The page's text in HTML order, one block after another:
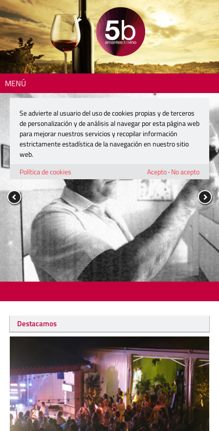
MENÚ
Destacamos
Se advierte al usuario del uso de cookies propias y de terceros
de personalización y de análisis al navegar por esta página web
para mejorar nuestros servicios y recopilar información
estrictamente estadística de la navegación en nuestro sitio
web.
Política de cookies
Acepto· No acepto